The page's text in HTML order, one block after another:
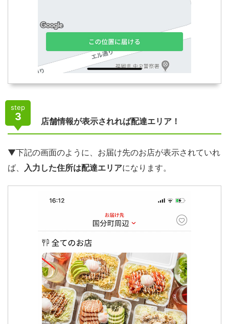
step
3 店舗情報が表示されれば配達エリア！
▼下記の画面のように、お届け先のお店が表示されていれ
ば、 入力した住所は配達エリアになります。